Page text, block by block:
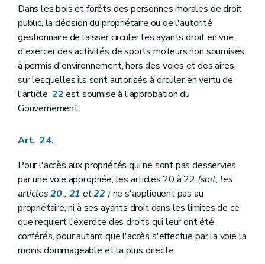
Dans les bois et forêts des personnes morales de droit
public, la décision du propriétaire ou de l'autorité
gestionnaire de laisser circuler les ayants droit en vue
d'exercer des activités de sports moteurs non soumises
à permis d'environnement, hors des voies et des aires
sur lesquelles ils sont autorisés à circuler en vertu de
l'article22est soumise à l'approbation du
Gouvernement.
Art. 24.
Pour l'accès aux propriétés qui ne sont pas desservies
par une voie appropriée, les articles 20 à 22 (soit, les
articles20, 21 et22 ) ne s'appliquent pas au
propriétaire, ni à ses ayants droit dans les limites de ce
que requiert l'exercice des droits qui leur ont été
conférés, pour autant que l'accès s'effectue par la voie la
moins dommageable et la plus directe.